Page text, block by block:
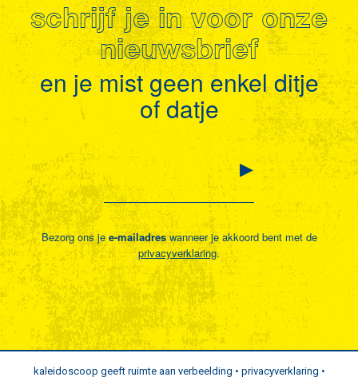
schrijf je in voor onze
nieuwsbrief
en je mist geen enkel ditje
of datje
Bezorg ons je e-mailadreswanneer je akkoord bent met de
privacyverklaring.
kaleidoscoop geeft ruimte aan verbeelding • privacyverklaring •